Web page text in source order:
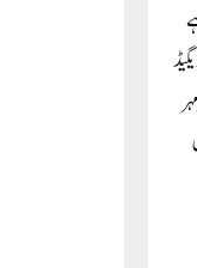
ایسے وقت میں جب 25 مارچ کو تحریک عدم اعتماد کا ووٹ ہونا ہے۔ پاکستانی فوج کی 111 بریگیڈ